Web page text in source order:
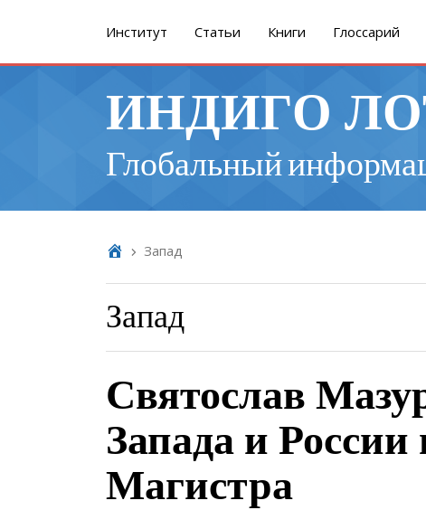
Институт Cтатьи Книги Глоссарий
ИНДИГО
Глобальный
Запад
Запад
Святослав
Запада и
Магистра